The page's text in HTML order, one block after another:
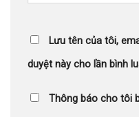
Lưu tên của tôi,
duyệt này cho lần bình
Thông báo cho tôi